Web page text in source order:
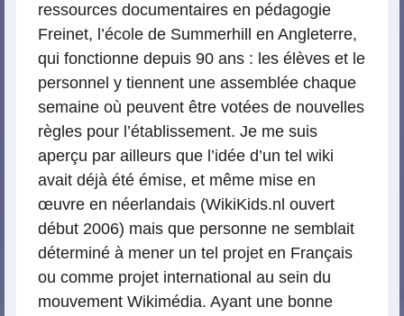
ressources documentaires en pédagogie
Freinet, l’école de Summerhill en Angleterre,
qui fonctionne depuis 90 ans : les élèves et le
personnel y tiennent une assemblée chaque
semaine où peuvent être votées de nouvelles
règles pour l’établissement. Je me suis
aperçu par ailleurs que l’idée d’un tel wiki
avait déjà été émise, et même mise en
œuvre en néerlandais (WikiKids.nl ouvert
début 2006) mais que personne ne semblait
déterminé à mener un tel projet en Français
ou comme projet international au sein du
mouvement Wikimédia. Ayant une bonne